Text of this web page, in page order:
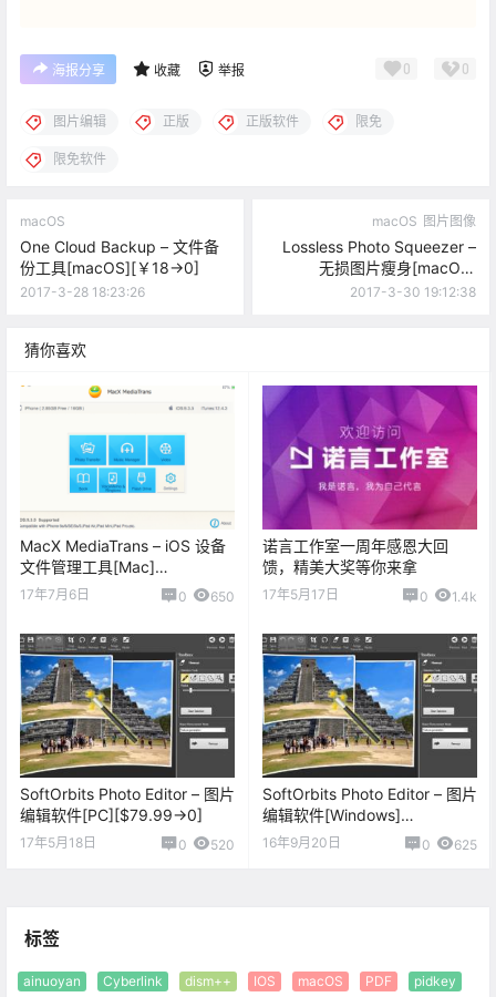
海报分享 收藏 举报 0 0
图片编辑 正版 正版软件 限免
限免软件
macOS
One Cloud Backup – 文件备
份工具[macOS][￥18→0]
2017-3-28 18:23:26
macOS 图片图像
Lossless Photo Squeezer –
无损图片瘦身[macOS]
[￥45→0]
2017-3-30 19:12:38
猜你喜欢
MacX MediaTrans – iOS 设备
文件管理工具[Mac]
[$59.95→0]
17年7月6日 0 650
诺言工作室一周年感恩大回
馈，精美大奖等你来拿
17年5月17日 0 1.4k
SoftOrbits Photo Editor – 图片
编辑软件[PC][$79.99→0]
17年5月18日 0 520
SoftOrbits Photo Editor – 图片
编辑软件[Windows]
[$49.99→0]
16年9月20日 0 625
标签
ainuoyan Cyberlink dism++ IOS macOS PDF
pidkey